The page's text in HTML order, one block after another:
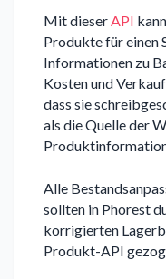
Mit dieserAPI
Produkte für einen
Informationen zu
Kosten und
dass sie
als die Quelle der
Alle
sollten in Phorest
korrigierten
Produkt-API